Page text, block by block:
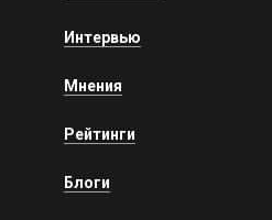
Интервью
Мнения
Рейтинги
Блоги